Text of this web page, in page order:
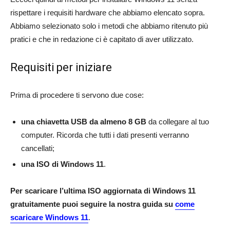
rispettare i requisiti hardware che abbiamo elencato sopra.
Abbiamo selezionato solo i metodi che abbiamo ritenuto più
pratici e che in redazione ci è capitato di aver utilizzato.
Requisiti per iniziare
Prima di procedere ti servono due cose:
una chiavetta USB da almeno 8 GB da collegare al tuo
computer. Ricorda che tutti i dati presenti verranno
cancellati;
una ISO di Windows 11.
Per scaricare l’ultima ISO aggiornata di Windows 11
gratuitamente puoi seguire la nostra guida su come
scaricare Windows 11.